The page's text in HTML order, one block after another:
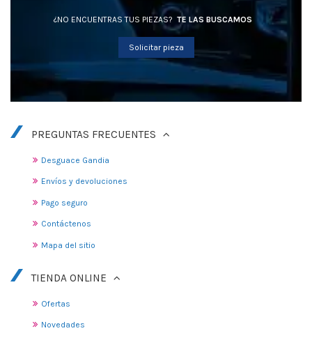
¿NO ENCUENTRAS TUS PIEZAS? TE LAS BUSCAMOS
Solicitar pieza
PREGUNTAS FRECUENTES
Desguace Gandia
Envíos y devoluciones
Pago seguro
Contáctenos
Mapa del sitio
TIENDA ONLINE
Ofertas
Novedades